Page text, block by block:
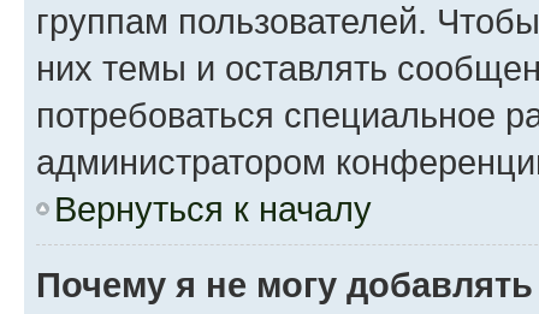
группам пользователей.
них темы и оставлять
потребоваться специальное
администратором
Вернуться к началу
Почему я не могу